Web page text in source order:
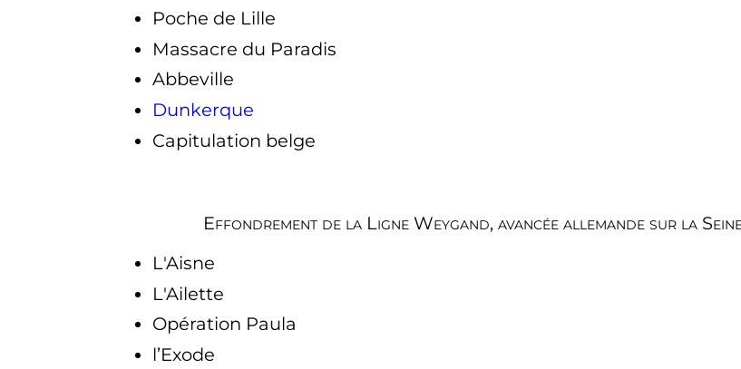
Poche de Lille
Massacre du Paradis
Abbeville
Dunkerque
Capitulation belge
Effondrement de la Ligne Weygand, avancée allemande sur la
L'Aisne
L'Ailette
Opération Paula
l’Exode